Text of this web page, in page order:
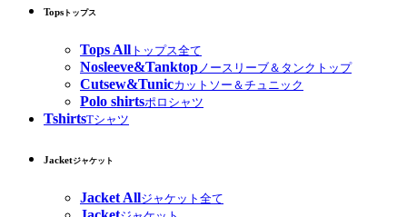
Tops トップス
Tops All トップス全て
Nosleeve&Tanktop ノースリーブ＆タンクトップ
Cutsew&Tunicカットソー＆チュニック
Polo shirtsポロシャツ
TshirtsTシャツ
Jacketジャケット
Jacket Allジャケット全て